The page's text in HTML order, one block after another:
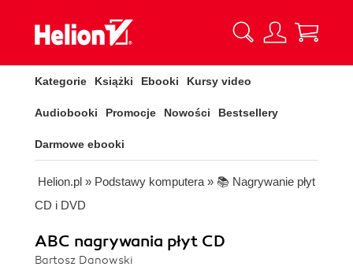
Kategorie Książki Ebooki Kursy video
Audiobooki Promocje Nowości Bestsellery
Darmowe ebooki
Helion.pl » Podstawy komputera » 📚 Nagrywanie płyt
CD i DVD
ABC nagrywania płyt CD
Bartosz Danowski